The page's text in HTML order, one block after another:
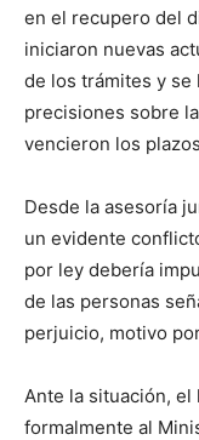
en el recupero del
iniciaron nuevas
de los trámites y
precisiones sobre
vencieron los
Desde la asesoría
un evidente
por ley debería
de las personas
perjuicio, motivo
Ante la situación,
formalmente al